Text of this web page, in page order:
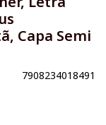
Capa Semi
7908234018491